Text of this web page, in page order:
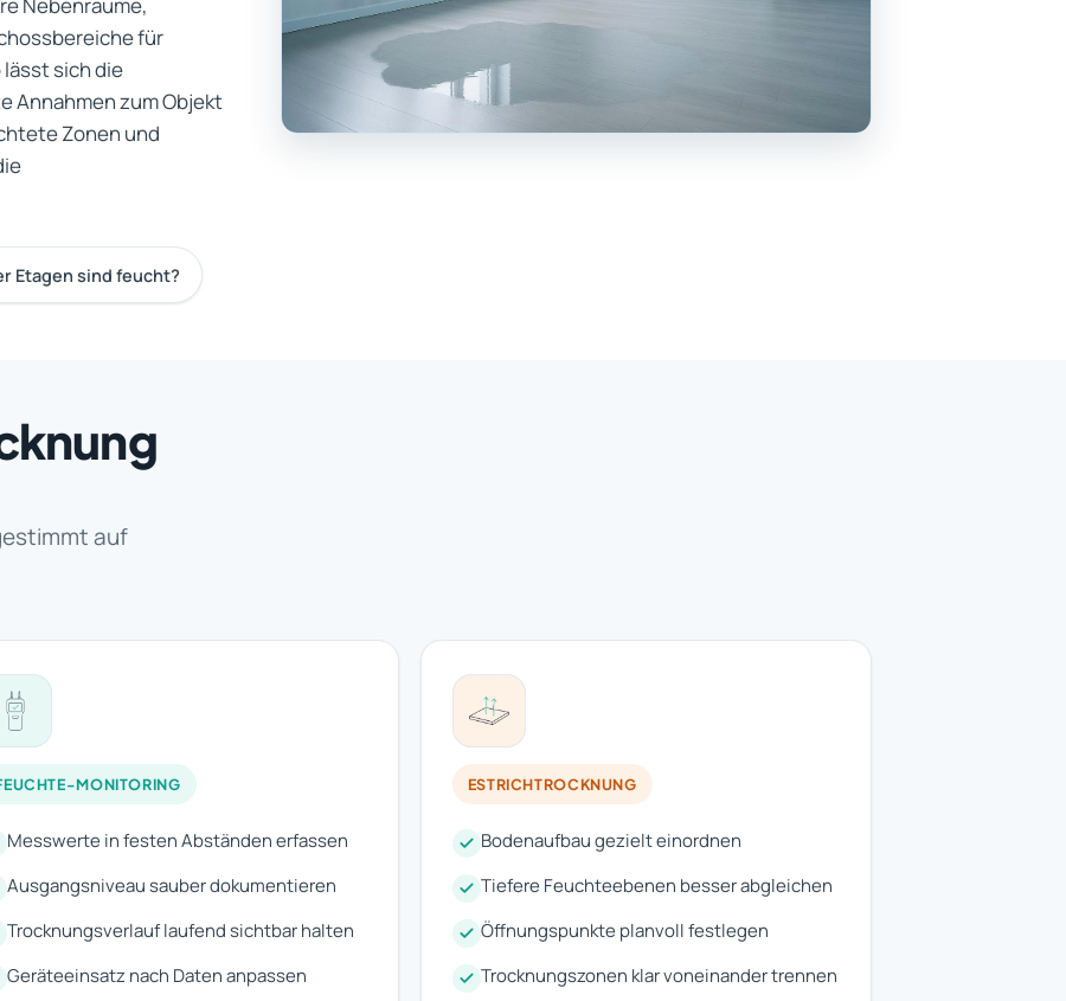
für
sich die
Annahmen zum Objekt
Zonen und
Etagen sind feucht?
auf
MONITORING
Messwerte in festen Abständen erfassen
Ausgangsniveau sauber dokumentieren
Trocknungsverlauf laufend sichtbar halten
Geräteeinsatz nach Daten anpassen
ESTRICHTROCKNUNG
Bodenaufbau gezielt einordnen
Tiefere Feuchteebenen besser abgleichen
Öffnungspunkte planvoll festlegen
Trocknungszonen klar voneinander trennen